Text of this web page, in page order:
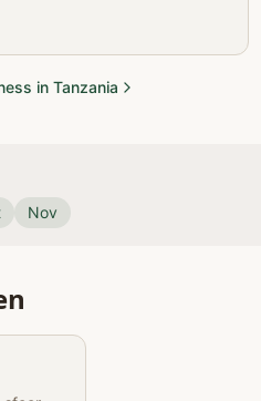
kennis te mak…
in Tanzania
Nov